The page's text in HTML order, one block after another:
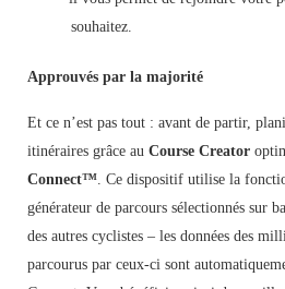
souhaitez.
Approuvés par la majorité
Et ce n’est pas tout : avant de partir,
itinéraires grâce au Course Creator
Connect™ . Ce dispositif utilise la
générateur de parcours sélectionnés sur
des autres cyclistes – les données des
parcourus par ceux-ci sont